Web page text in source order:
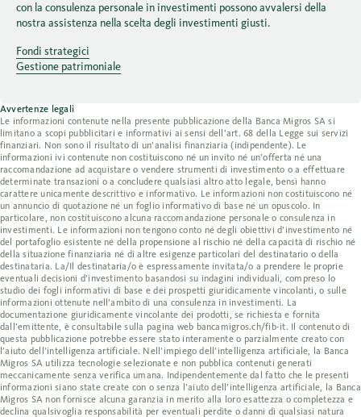
con la consulenza personale in investimenti possono avvalersi della
nostra assistenza nella scelta degli investimenti giusti.
Fondi strategici
Gestione patrimoniale
Avvertenze legali
Le informazioni contenute nella presente pubblicazione della Banca Migros SA si
limitano a scopi pubblicitari e informativi ai sensi dell’art. 68 della Legge sui servizi
finanziari. Non sono il risultato di un’analisi finanziaria (indipendente). Le
informazioni ivi contenute non costituiscono né un invito né un’offerta né una
raccomandazione ad acquistare o vendere strumenti di investimento o a effettuare
determinate transazioni o a concludere qualsiasi altro atto legale, bensì hanno
carattere unicamente descrittivo e informativo. Le informazioni non costituiscono né
un annuncio di quotazione né un foglio informativo di base né un opuscolo. In
particolare, non costituiscono alcuna raccomandazione personale o consulenza in
investimenti. Le informazioni non tengono conto né degli obiettivi d’investimento né
del portafoglio esistente né della propensione al rischio né della capacità di rischio né
della situazione finanziaria né di altre esigenze particolari del destinatario o della
destinataria. La/Il destinataria/o è espressamente invitata/o a prendere le proprie
eventuali decisioni d’investimento basandosi su indagini individuali, compreso lo
studio dei fogli informativi di base e dei prospetti giuridicamente vincolanti, o sulle
informazioni ottenute nell’ambito di una consulenza in investimenti. La
documentazione giuridicamente vincolante dei prodotti, se richiesta e fornita
dall’emittente, è consultabile sulla pagina web bancamigros.ch/fib-it. Il contenuto di
questa pubblicazione potrebbe essere stato interamente o parzialmente creato con
l’aiuto dell’intelligenza artificiale. Nell’impiego dell’intelligenza artificiale, la Banca
Migros SA utilizza tecnologie selezionate e non pubblica contenuti generati
meccanicamente senza verifica umana. Indipendentemente dal fatto che le presenti
informazioni siano state create con o senza l’aiuto dell’intelligenza artificiale, la Banca
Migros SA non fornisce alcuna garanzia in merito alla loro esattezza o completezza e
declina qualsivoglia responsabilità per eventuali perdite o danni di qualsiasi natura